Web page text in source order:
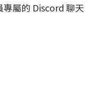
專屬的 Discord 聊天